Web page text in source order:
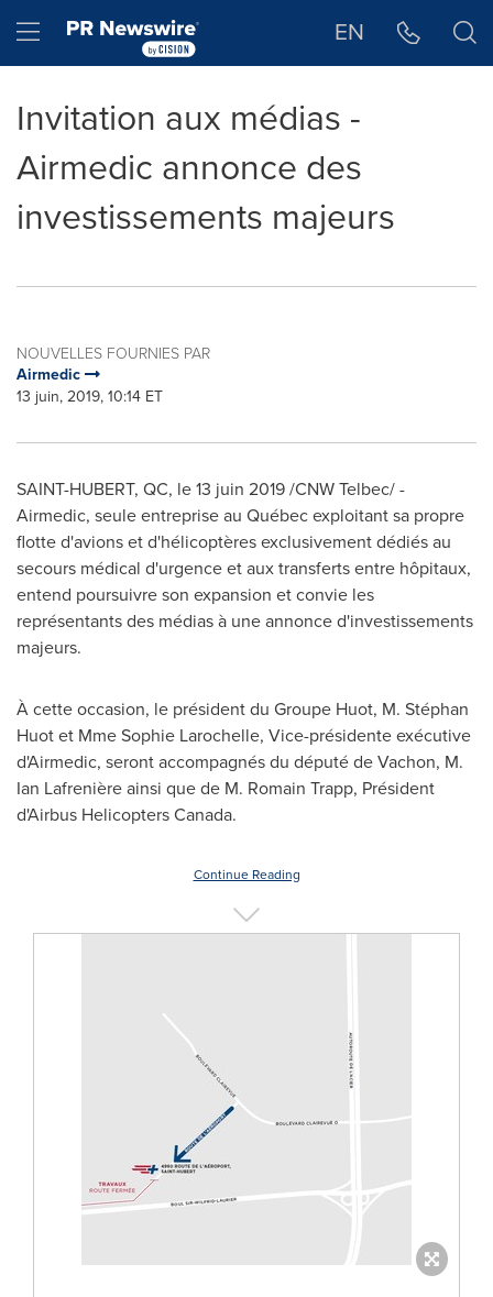
Hamburger menu EN
Invitation aux médias -
Airmedic annonce des
investissements majeurs
NOUVELLES FOURNIES PAR
Airmedic
13 juin, 2019, 10:14 ET
SAINT-HUBERT, QC, le 13 juin 2019 /CNW Telbec/ -
Airmedic, seule entreprise au Québec exploitant sa propre
flotte d'avions et d'hélicoptères exclusivement dédiés au
secours médical d'urgence et aux transferts entre hôpitaux,
entend poursuivre son expansion et convie les
représentants des médias à une annonce d'investissements
majeurs.
À cette occasion, le président du Groupe Huot, M. Stéphan
Huot et Mme Sophie Larochelle, Vice-présidente exécutive
d'Airmedic, seront accompagnés du député de Vachon, M.
Ian Lafrenière ainsi que de M. Romain Trapp, Président
d'Airbus Helicopters Canada.
Continue Reading